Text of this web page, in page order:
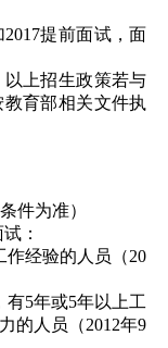
2017提前面试，面
上招生政策若与
育部相关文件执
件为准）
：
作经验的人员（20
有5年或5年以上工
的人员（2012年9